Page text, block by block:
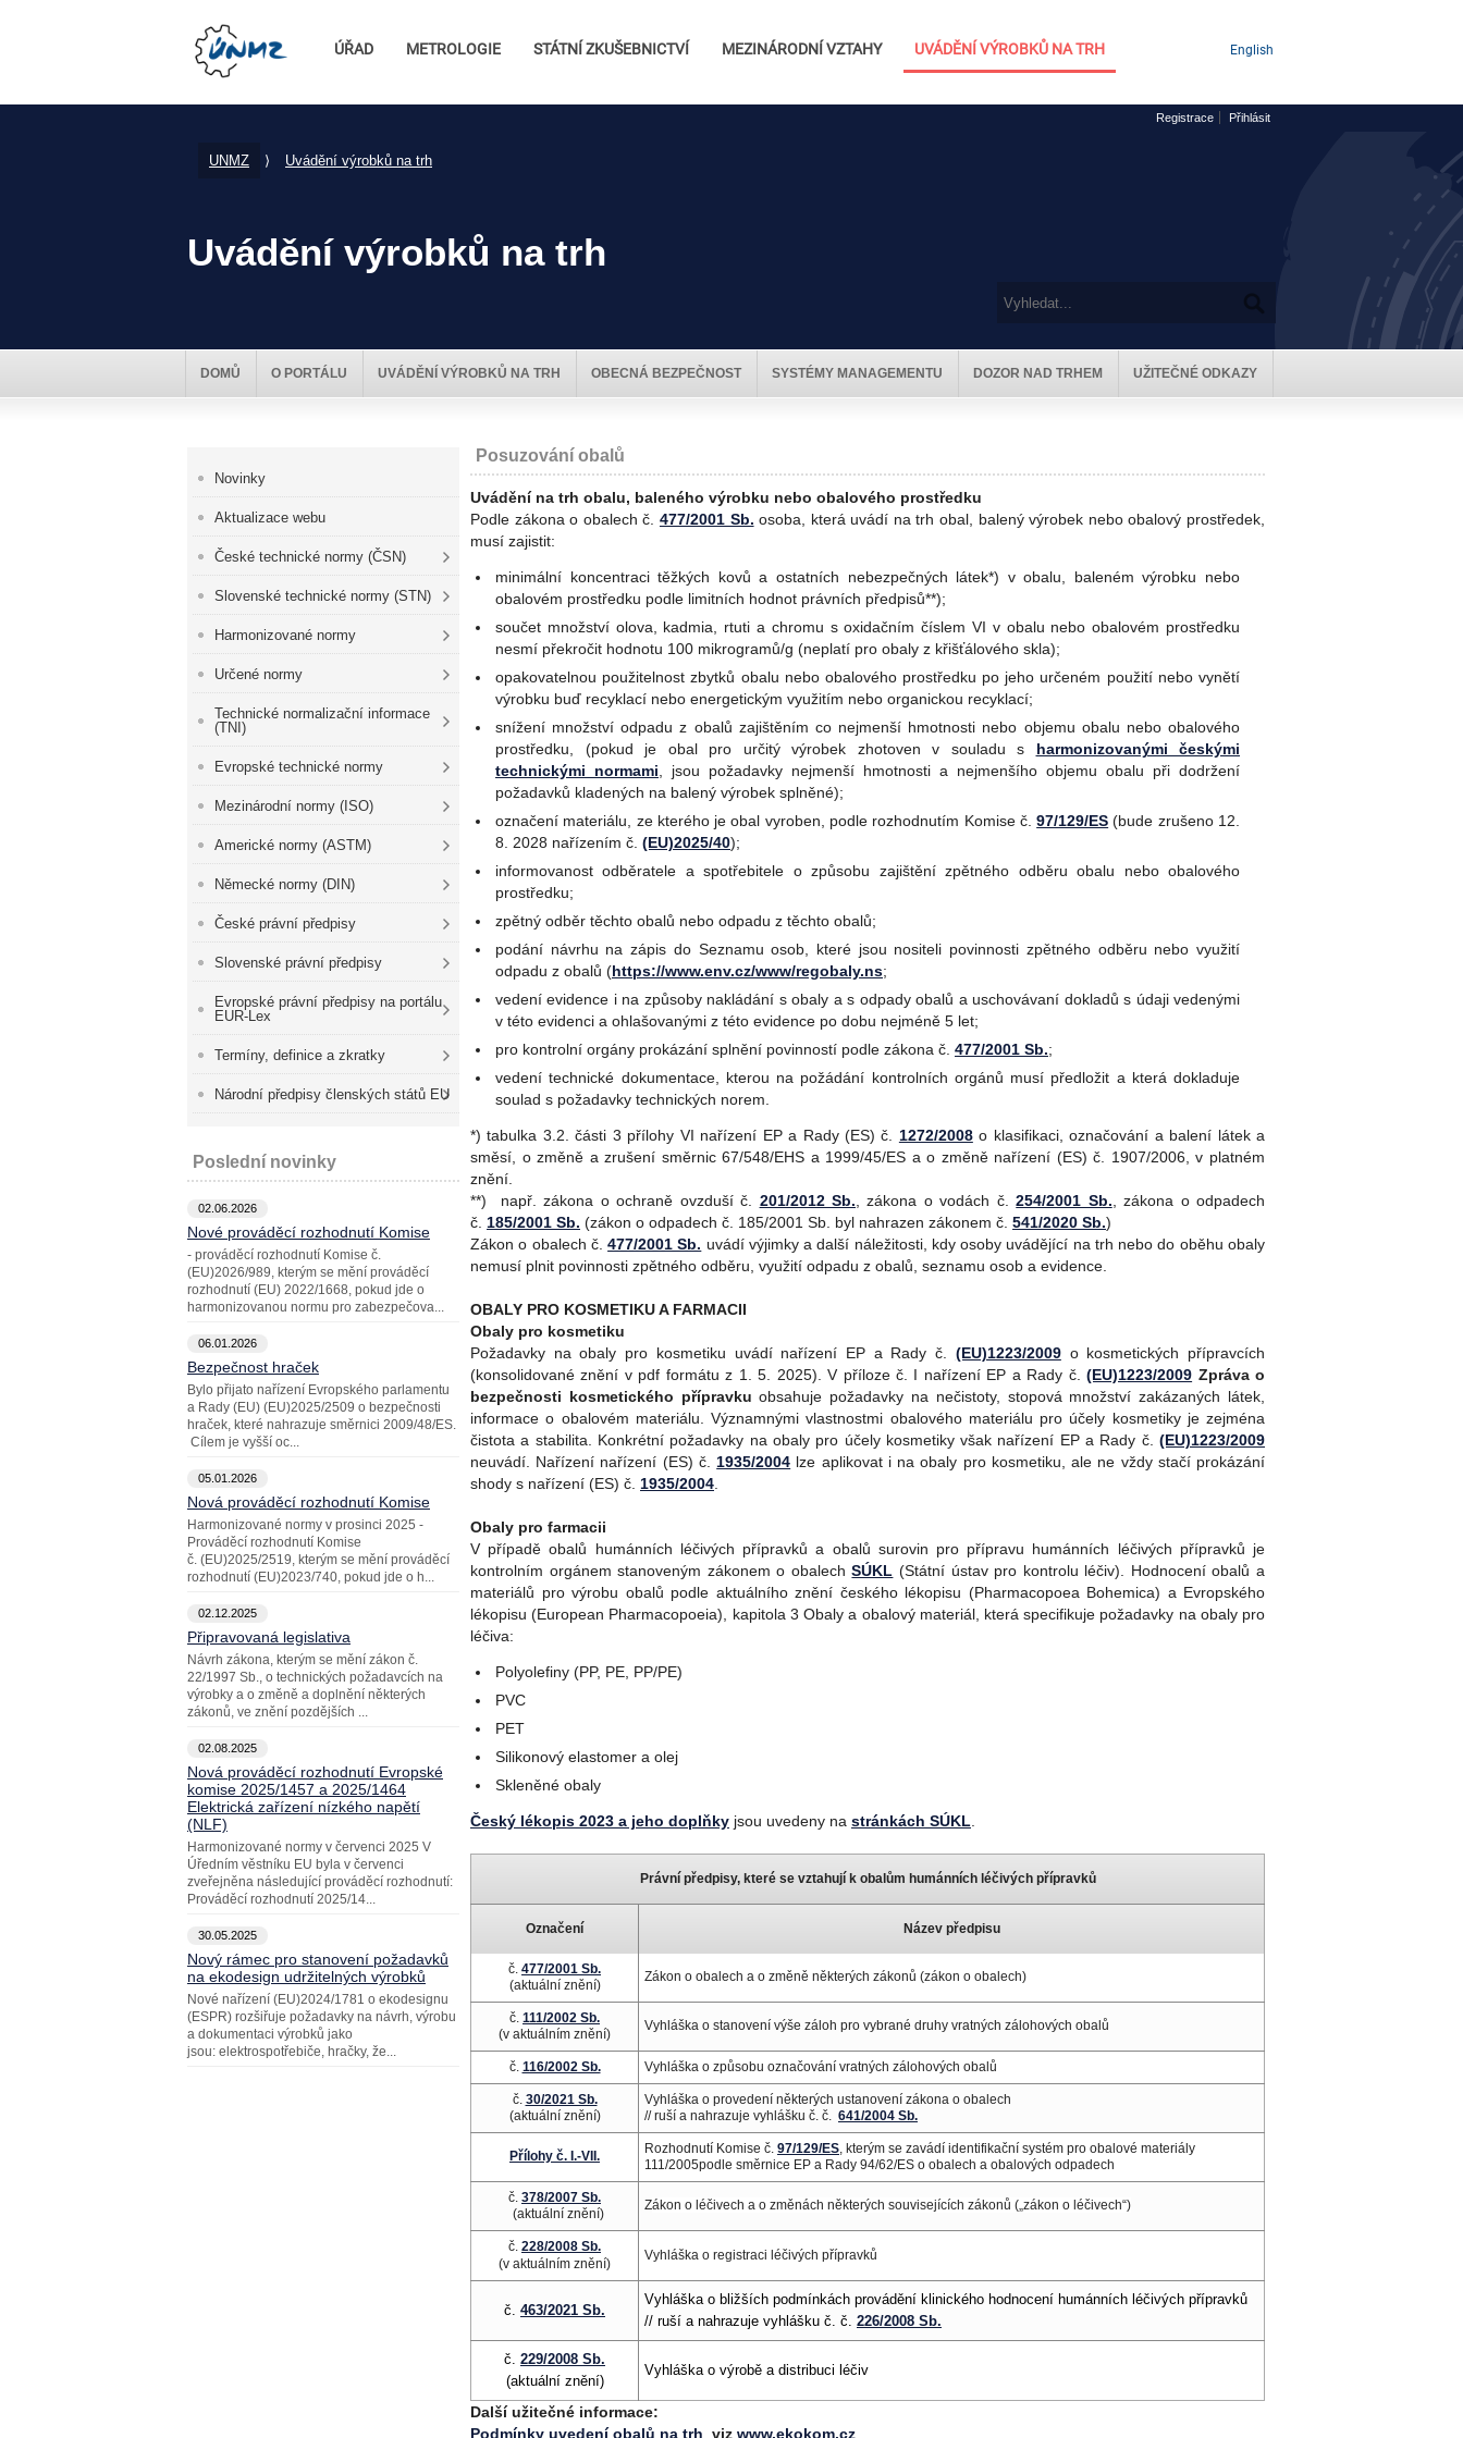
ÚŘAD METROLOGIE STÁTNÍ ZKUŠEBNICTVÍ MEZINÁRODNÍ VZTAHY UVÁDĚNÍ VÝROBKŮ NA TRH English
Registrace Přihlásit
UNMZ ⟩ Uvádění výrobků na trh
Uvádění výrobků na trh
DOMŮ O PORTÁLU UVÁDĚNÍ VÝROBKŮ NA TRH OBECNÁ BEZPEČNOST SYSTÉMY MANAGEMENTU DOZOR NAD TRHEM UŽITEČNÉ ODKAZY
Novinky
Aktualizace webu
České technické normy (ČSN)
Slovenské technické normy (STN)
Harmonizované normy
Určené normy
Technické normalizační informace
(TNI)
Evropské technické normy
Mezinárodní normy (ISO)
Americké normy (ASTM)
Německé normy (DIN)
České právní předpisy
Slovenské právní předpisy
Evropské právní předpisy na portálu
EUR-Lex
Termíny, definice a zkratky
Národní předpisy členských států EU
Poslední novinky
02.06.2026
Nové prováděcí rozhodnutí Komise
- prováděcí rozhodnutí Komise č.
(EU)2026/989, kterým se mění prováděcí
rozhodnutí (EU) 2022/1668, pokud jde o
harmonizovanou normu pro zabezpečova...
06.01.2026
Bezpečnost hraček
Bylo přijato nařízení Evropského parlamentu
a Rady (EU) (EU)2025/2509 o bezpečnosti
hraček, které nahrazuje směrnici 2009/48/ES.
Cílem je vyšší oc...
05.01.2026
Nová prováděcí rozhodnutí Komise
Harmonizované normy v prosinci 2025 -
Prováděcí rozhodnutí Komise
č. (EU)2025/2519, kterým se mění prováděcí
rozhodnutí (EU)2023/740, pokud jde o h...
02.12.2025
Připravovaná legislativa
Návrh zákona, kterým se mění zákon č.
22/1997 Sb., o technických požadavcích na
výrobky a o změně a doplnění některých
zákonů, ve znění pozdějších ...
02.08.2025
Nová prováděcí rozhodnutí Evropské
komise 2025/1457 a 2025/1464
Elektrická zařízení nízkého napětí
(NLF)
Harmonizované normy v červenci 2025 V
Úředním věstníku EU byla v červenci
zveřejněna následující prováděcí rozhodnutí:
Prováděcí rozhodnutí 2025/14...
30.05.2025
Nový rámec pro stanovení požadavků
na ekodesign udržitelných výrobků
Nové nařízení (EU)2024/1781 o ekodesignu
(ESPR) rozšiřuje požadavky na návrh, výrobu
a dokumentaci výrobků jako
jsou: elektrospotřebiče, hračky, že...
Posuzování obalů
Uvádění na trh obalu, baleného výrobku nebo obalového prostředku
Podle zákona o obalech č. 477/2001 Sb. osoba, která uvádí na trh obal, balený výrobek nebo obalový prostředek,
musí zajistit:
minimální koncentraci těžkých kovů a ostatních nebezpečných látek*) v obalu, baleném výrobku nebo
obalovém prostředku podle limitních hodnot právních předpisů**);
součet množství olova, kadmia, rtuti a chromu s oxidačním číslem VI v obalu nebo obalovém prostředku
nesmí překročit hodnotu 100 mikrogramů/g (neplatí pro obaly z křišťálového skla);
opakovatelnou použitelnost zbytků obalu nebo obalového prostředku po jeho určeném použití nebo vynětí
výrobku buď recyklací nebo energetickým využitím nebo organickou recyklací;
snížení množství odpadu z obalů zajištěním co nejmenší hmotnosti nebo objemu obalu nebo obalového
prostředku, (pokud je obal pro určitý výrobek zhotoven v souladu s harmonizovanými českými
technickými normami , jsou požadavky nejmenší hmotnosti a nejmenšího objemu obalu při dodržení
požadavků kladených na balený výrobek splněné);
označení materiálu, ze kterého je obal vyroben, podle rozhodnutím Komise č.97/129/ES (bude zrušeno 12.
8. 2028 nařízením č. (EU)2025/40);
informovanost odběratele a spotřebitele o způsobu zajištění zpětného odběru obalu nebo obalového
prostředku;
zpětný odběr těchto obalů nebo odpadu z těchto obalů;
podání návrhu na zápis do Seznamu osob, které jsou nositeli povinnosti zpětného odběru nebo využití
odpadu z obalů (https://www.env.cz/www/regobaly.ns;
vedení evidence i na způsoby nakládání s obaly a s odpady obalů a uschovávaní dokladů s údaji vedenými
v této evidenci a ohlašovanými z této evidence po dobu nejméně 5 let;
pro kontrolní orgány prokázání splnění povinností podle zákona č. 477/2001 Sb.;
vedení technické dokumentace, kterou na požádání kontrolních orgánů musí předložit a která dokladuje
soulad s požadavky technických norem.
*) tabulka 3.2. části 3 přílohy VI nařízení EP a Rady (ES) č. 1272/2008o klasifikaci, označování a balení látek a
směsí, o změně a zrušení směrnic 67/548/EHS a 1999/45/ES a o změně nařízení (ES) č. 1907/2006, v platném
znění.
**) např. zákona o ochraně ovzduší č. 201/2012 Sb. , zákona o vodách č.254/2001 Sb. , zákona o odpadech
č. 185/2001 Sb. (zákon o odpadech č. 185/2001 Sb. byl nahrazen zákonem č. 541/2020 Sb.)
Zákon o obalech č.477/2001 Sb. uvádí výjimky a další náležitosti, kdy osoby uvádějící na trh nebo do oběhu obaly
nemusí plnit povinnosti zpětného odběru, využití odpadu z obalů, seznamu osob a evidence.
OBALY PRO KOSMETIKU A FARMACII
Obaly pro kosmetiku
Požadavky na obaly pro kosmetiku uvádí nařízení EP a Rady č. (EU)1223/2009o kosmetických přípravcích
(konsolidované znění v pdf formátu z 1. 5. 2025). V příloze č. I nařízení EP a Rady č.(EU)1223/2009 Zpráva o
bezpečnosti kosmetického přípravku obsahuje požadavky na nečistoty, stopová množství zakázaných látek,
informace o obalovém materiálu. Významnými vlastnostmi obalového materiálu pro účely kosmetiky je zejména
čistota a stabilita. Konkrétní požadavky na obaly pro účely kosmetiky však nařízení EP a Rady č. (EU)1223/2009
neuvádí. Nařízení nařízení (ES) č. 1935/2004 lze aplikovat i na obaly pro kosmetiku, ale ne vždy stačí prokázání
shody s nařízení (ES) č. 1935/2004
Obaly pro farmacii
V případě obalů humánních léčivých přípravků a obalů surovin pro přípravu humánních léčivých přípravků je
kontrolním orgánem stanoveným zákonem o obalechSÚKL (Státní ústav pro kontrolu léčiv). Hodnocení obalů a
materiálů pro výrobu obalů podle aktuálního znění českého lékopisu (Pharmacopoea Bohemica) a Evropského
lékopisu (European Pharmacopoeia), kapitola 3 Obaly a obalový materiál, která specifikuje požadavky na obaly pro
léčiva:
Polyolefiny (PP, PE, PP/PE)
PVC
PET
Silikonový elastomer a olej
Skleněné obaly
Český lékopis 2023 a jeho doplňky jsou uvedeny na stránkách SÚKL
Právní předpisy, které se vztahují k obalům humánních léčivých přípravků
Označení Název předpisu
č. 477/2001 Sb.
(aktuální znění)
Zákon o obalech a o změně některých zákonů (zákon o obalech)
č. 111/2002 Sb.
(v aktuálním znění)
Vyhláška o stanovení výše záloh pro vybrané druhy vratných zálohových obalů
č. 116/2002 Sb. Vyhláška o způsobu označování vratných zálohových obalů
č. 30/2021 Sb.
(aktuální znění)
Vyhláška o provedení některých ustanovení zákona o obalech
// ruší a nahrazuje vyhlášku č. č. 641/2004 Sb.
Přílohy č. I.-VII. Rozhodnutí Komise č. 97/129/ES, kterým se zavádí identifikační systém pro obalové materiály
111/2005podle směrnice EP a Rady 94/62/ES o obalech a obalových odpadech
č. 378/2007 Sb.
(aktuální znění)
Zákon o léčivech a o změnách některých souvisejících zákonů („zákon o léčivech“)
č. 228/2008 Sb.
(v aktuálním znění)
Vyhláška o registraci léčivých přípravků
č. 463/2021 Sb.
Vyhláška o bližších podmínkách provádění klinického hodnocení humánních léčivých přípravků
// ruší a nahrazuje vyhlášku č. č. 226/2008 Sb.
č. 229/2008 Sb.
(aktuální znění)
Vyhláška o výrobě a distribuci léčiv
Další užitečné informace:
Podmínky uvedení obalů na trh viz www.ekokom.cz